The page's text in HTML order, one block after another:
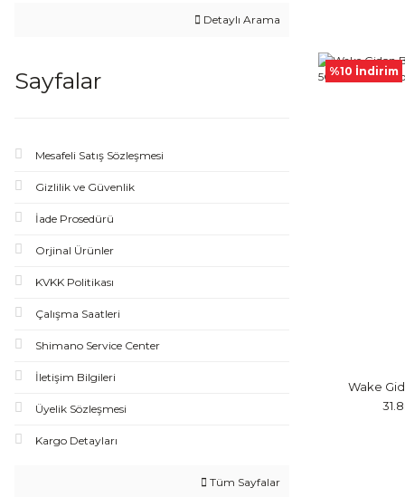
Detaylı Arama
Sayfalar
Mesafeli Satış Sözleşmesi
Gizlilik ve Güvenlik
İade Prosedürü
Orjinal Ürünler
KVKK Politikası
Çalışma Saatleri
Shimano Service Center
İletişim Bilgileri
Üyelik Sözleşmesi
Kargo Detayları
Tüm Sayfalar
%10 İndirim
Wake